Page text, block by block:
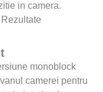
in camera.
monoblock
camerei pentru